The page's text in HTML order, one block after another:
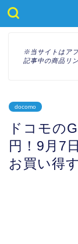
※当サイトはア
記事中の商品リ
docomo
ドコモの
円！9月7
お買い得